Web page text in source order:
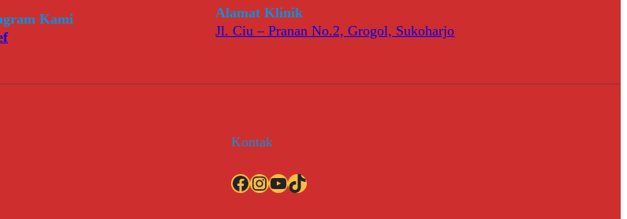
Kami
Alamat Klinik
Jl. Ciu – Pranan No.2, Grogol, Sukoharjo
Kontak
Facebook InstagramYouTube TikTok